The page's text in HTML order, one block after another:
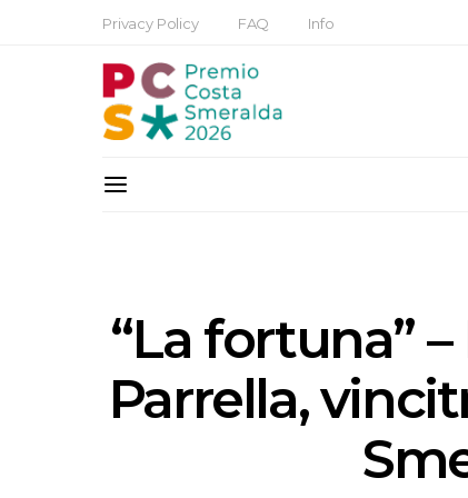
Privacy Policy FAQ Info
“La fortuna”
Parrella,